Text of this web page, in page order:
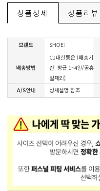
상품상세 상품리뷰
브랜드 SHOEI
배송방법
CJ대한통운 (배송기
간: 평균 1~4일/공휴
일제외)
A/S안내 상세설명 참조